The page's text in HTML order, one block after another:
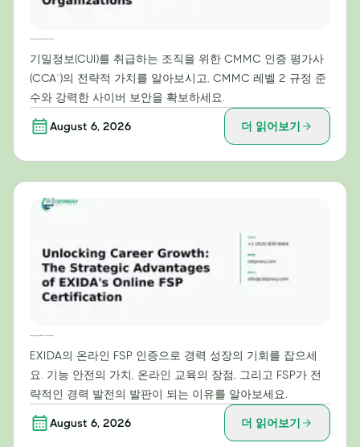
기밀정보(CUI)를 취급하는 조직을 위한 CMMC 인증 평가사
(CCA™)의 전략적 가치를 알아보시고, CMMC 레벨 2 규정 준
수와 강력한 사이버 보안을 확보하세요.
August 6, 2026 더 읽어보기
EXIDA의 온라인 FSP 인증으로 경력 성장의 기회를 잡으세
요. 기능 안전의 가치, 온라인 교육의 장점, 그리고 FSP가 전
략적인 경력 발전의 발판이 되는 이유를 알아보세요.
August 6, 2026 더 읽어보기